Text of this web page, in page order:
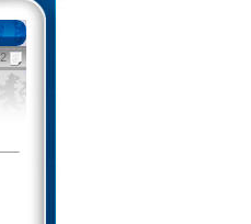
11-15-2012, 11:44 AM